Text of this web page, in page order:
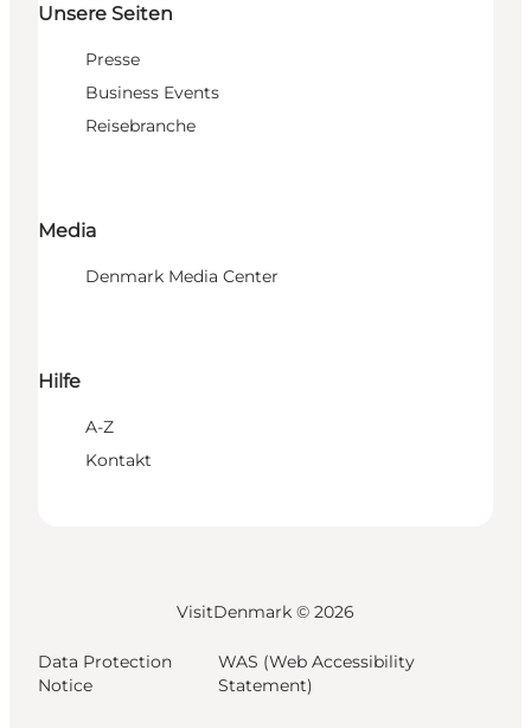
Unsere Seiten
Presse
Business Events
Reisebranche
Media
Denmark Media Center
Hilfe
A-Z
Kontakt
VisitDenmark © 2026
Data Protection
Notice
WAS (Web Accessibility
Statement)